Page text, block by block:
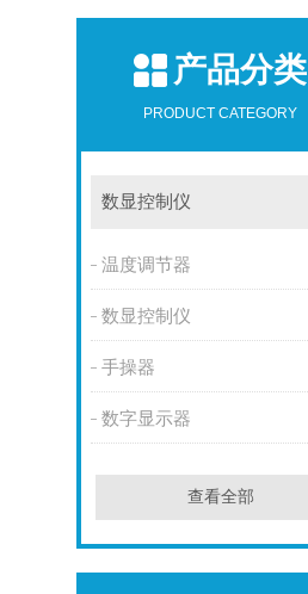
产品分类
PRODUCT CATEGORY
数显控制仪
温度调节器
数显控制仪
手操器
数字显示器
查看全部